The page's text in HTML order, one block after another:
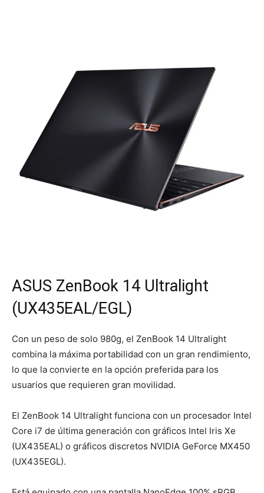
ASUS ZenBook 14 Ultralight
(UX435EAL/EGL)
Con un peso de solo 980g, el ZenBook 14 Ultralight
combina la máxima portabilidad con un gran rendimiento,
lo que la convierte en la opción preferida para los
usuarios que requieren gran movilidad.
El ZenBook 14 Ultralight funciona con un procesador Intel
Core i7 de última generación con gráficos Intel Iris Xe
(UX435EAL) o gráficos discretos NVIDIA GeForce MX450
(UX435EGL).